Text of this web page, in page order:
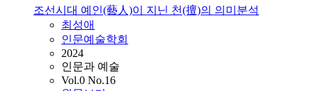
조선시대 예인(藝人)이 지닌 천(擅)의 의미분석
최성애
인문예술학회
2024
인문과 예술
Vol.0 No.16